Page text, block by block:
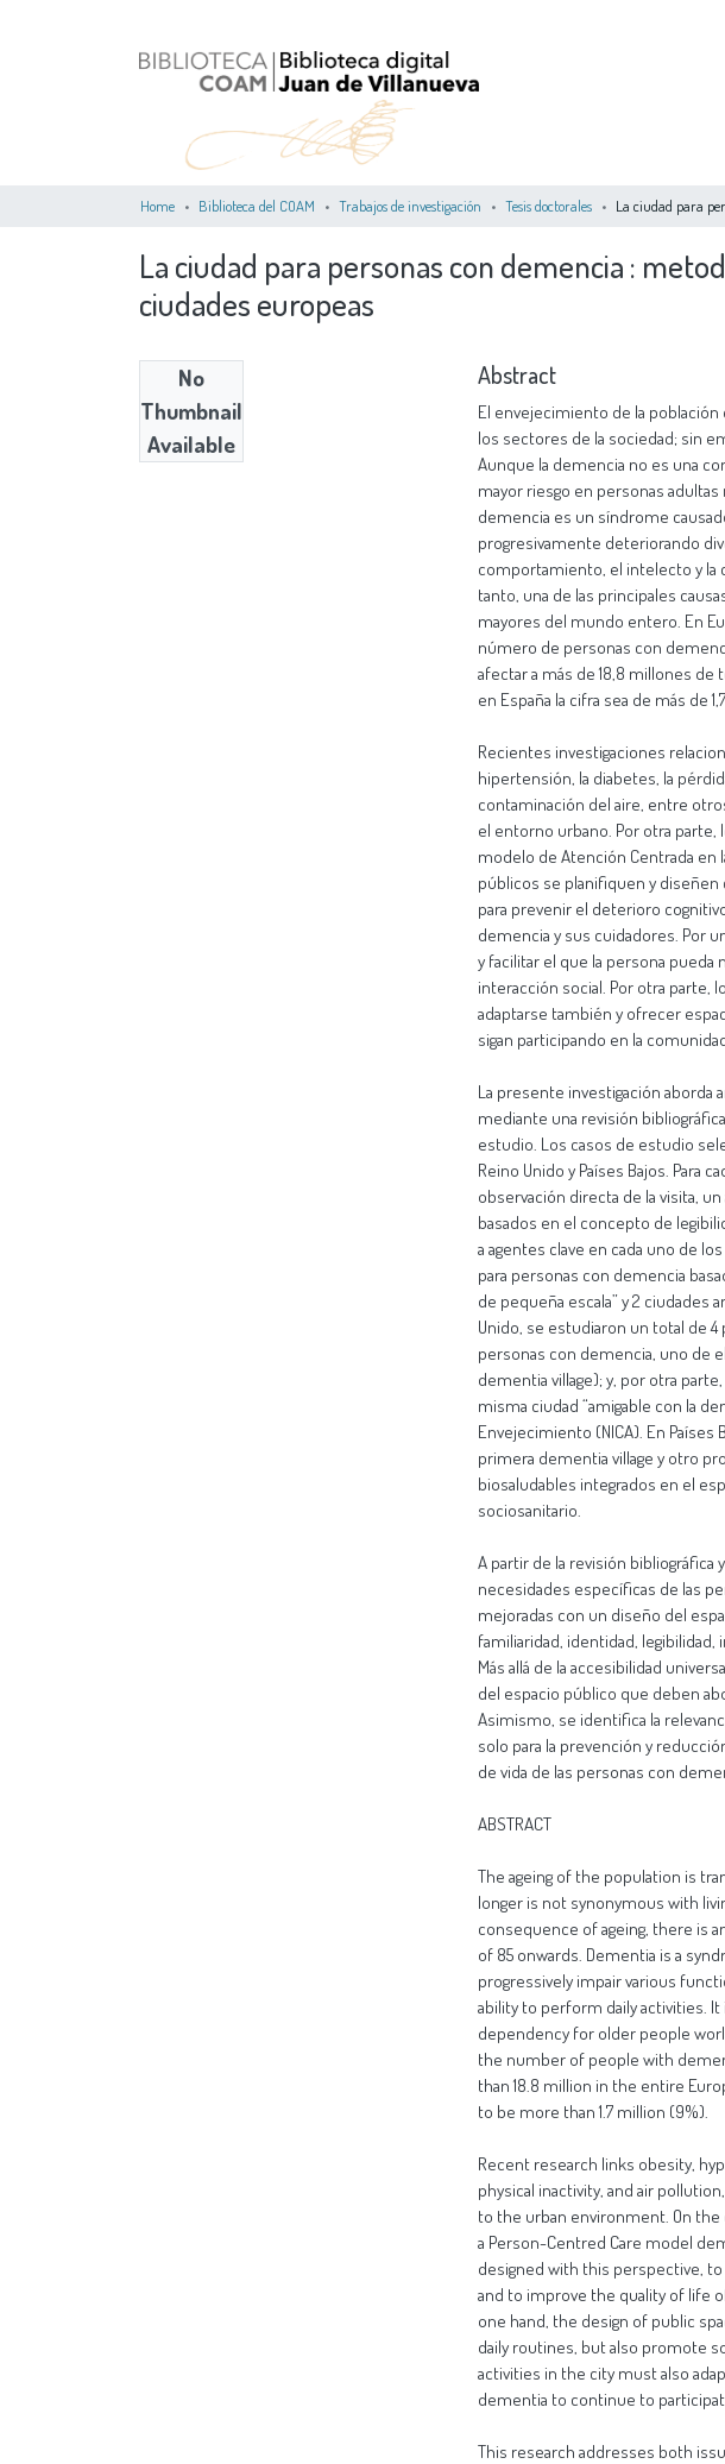
Home Biblioteca del COAM Trabajos de investigación Tesis doctorales
La ciudad para personas con demencia :
ciudades europeas
No
Thumbnail
Available
Abstract
El envejecimiento de la
los sectores de la sociedad; sin
Aunque la demencia no es una
mayor riesgo en personas
demencia es un síndrome
progresivamente deteriorando
comportamiento, el intelecto y la
tanto, una de las principales
mayores del mundo entero. En
número de personas con
afectar a más de 18,8 millones
en España la cifra sea de más de
Recientes investigaciones
hipertensión, la diabetes, la
contaminación del aire, entre
el entorno urbano. Por otra parte,
modelo de Atención Centrada en
públicos se planifiquen y
para prevenir el deterioro
demencia y sus cuidadores. Por
y facilitar el que la persona
interacción social. Por otra parte,
adaptarse también y ofrecer
sigan participando en la
La presente investigación aborda
mediante una revisión
estudio. Los casos de estudio
Reino Unido y Países Bajos. Para
observación directa de la visita,
basados en el concepto de
a agentes clave en cada uno de
para personas con demencia
de pequeña escala” y 2 ciudades
Unido, se estudiaron un total de
personas con demencia, uno de
dementia village); y, por otra
misma ciudad “amigable con la
Envejecimiento (NICA). En
primera dementia village y otro
biosaludables integrados en el
sociosanitario.
A partir de la revisión bibliográfica
necesidades específicas de las
mejoradas con un diseño del
familiaridad, identidad,
Más allá de la accesibilidad
del espacio público que deben
Asimismo, se identifica la
solo para la prevención y
de vida de las personas con
ABSTRACT
The ageing of the population is
longer is not synonymous with
consequence of ageing, there is
of 85 onwards. Dementia is a
progressively impair various
ability to perform daily activities.
dependency for older people
the number of people with
than 18.8 million in the entire
to be more than 1.7 million (9%).
Recent research links obesity,
physical inactivity, and air
to the urban environment. On
a Person-Centred Care model
designed with this perspective,
and to improve the quality of life
one hand, the design of public
daily routines, but also promote
activities in the city must also
dementia to continue to
This research addresses both